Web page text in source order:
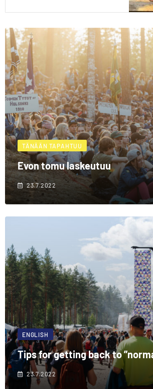
TÄNÄÄN TAPAHTUU
Evon tomu laskeutuu
23.7.2022
ENGLISH
Tips for getting back to
23.7.2022